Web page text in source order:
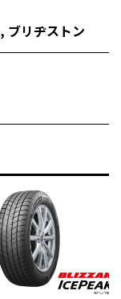
, ブリヂストン